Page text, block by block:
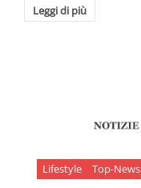
Leggi di più
Lifestyle Top-News